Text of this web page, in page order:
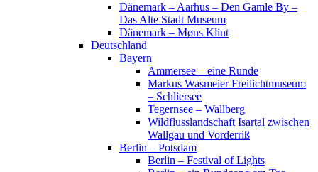
Dänemark – Aarhus – Den Gamle By –
Das Alte Stadt Museum
Dänemark – Møns Klint
Deutschland
Bayern
Ammersee – eine Runde
Markus Wasmeier Freilichtmuseum
– Schliersee
Tegernsee – Wallberg
Wildflusslandschaft Isartal zwischen
Wallgau und Vorderriß
Berlin – Potsdam
Berlin – Festival of Lights